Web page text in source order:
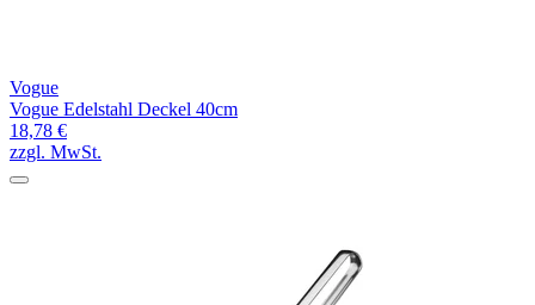
Vogue
Vogue Edelstahl Deckel 40cm
18,78 €
zzgl. MwSt.